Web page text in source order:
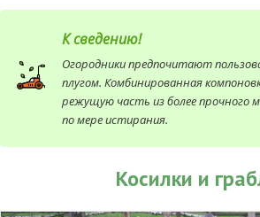
К сведению!
Огородники предпочитают
плугом. Комбинированная
режущую часть из более прочного
по мере истирания.
Косилки и